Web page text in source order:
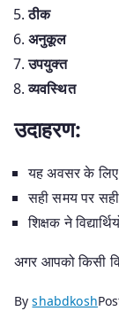
ठीक
अनुकूल
उपयुक्त
व्यवस्थित
उदाहरण:
यह अवसर के
सही समय पर
शिक्षक ने
अगर आपको किसी
Byshabdkosh